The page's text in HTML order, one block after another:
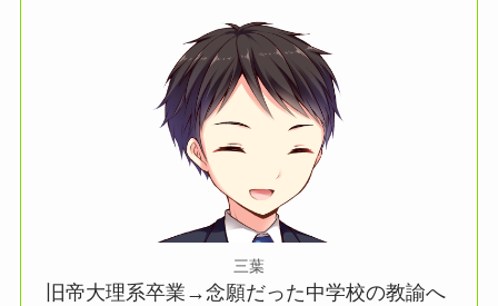
三葉
旧帝大理系卒業→念願だった中学校の教諭へ